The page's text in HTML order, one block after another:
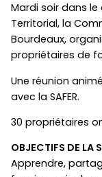
Mardi soir dans
Territorial, la
Bourdeaux,
propriétaires de
Une réunion
avec la SAFER.
30 propriétaires
OBJECTIFS DE LA
Apprendre,